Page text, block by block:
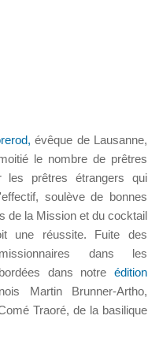
évêque de Lausanne,
le nombre de prêtres
les prêtres étrangers qui
soulève de bonnes
de la Mission et du cocktail
une réussite. Fuite des
dans les
dans notre édition
Martin Brunner-Artho,
Traoré, de la basilique